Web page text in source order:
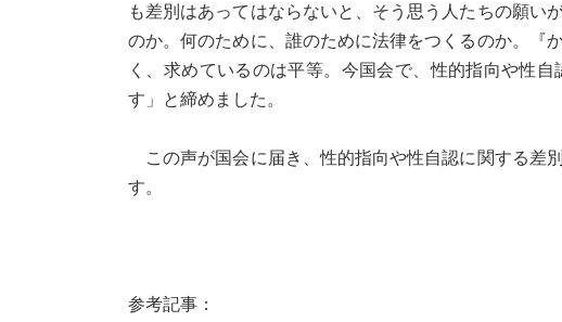
も差別はあってはならないと、そう思う人たちの願い
のか。何のために、誰のために法律をつくるのか。『
く、求めているのは平等。今国会で、性的指向や性
す」と締めました。
この声が国会に届き、性的指向や性自認に関する差
す。
参考記事：